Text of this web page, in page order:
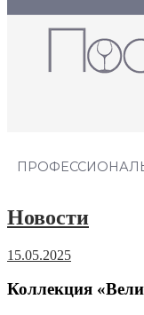
Новости
15.05.2025
Коллекция